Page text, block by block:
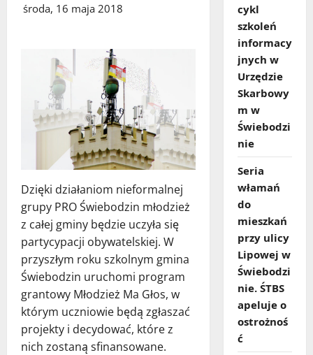
środa, 16 maja 2018
Dzięki działaniom nieformalnej
grupy PRO Świebodzin młodzież
z całej gminy będzie uczyła się
partycypacji obywatelskiej. W
przyszłym roku szkolnym gmina
Świebodzin uruchomi program
grantowy Młodzież Ma Głos, w
którym uczniowie będą zgłaszać
projekty i decydować, które z
nich zostaną sfinansowane.
cykl
szkoleń
informacy
jnych w
Urzędzie
Skarbowy
m w
Świebodzi
nie
Seria
włamań
do
mieszkań
przy ulicy
Lipowej w
Świebodzi
nie. ŚTBS
apeluje o
ostrożnoś
ć